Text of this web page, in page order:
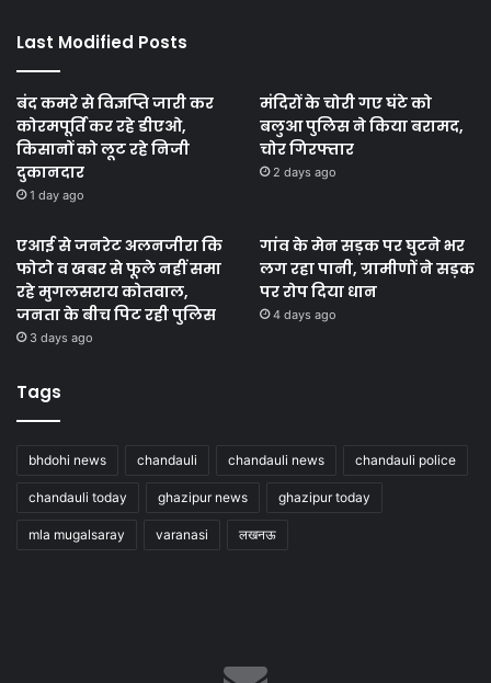
Last Modified Posts
बंद कमरे से विज्ञप्ति जारी कर
कोरमपूर्ति कर रहे डीएओ,
किसानों को लूट रहे निजी
दुकानदार
1 day ago
मंदिरों के चोरी गए घंटे को
बलुआ पुलिस ने किया बरामद,
चोर गिरफ्तार
2 days ago
एआई से जनरेट अलनजीरा कि
फोटो व खबर से फूले नहीं समा
रहे मुगलसराय कोतवाल,
जनता के बीच पिट रही पुलिस
3 days ago
गांव के मेन सड़क पर घुटने भर
लग रहा पानी, ग्रामीणों ने सड़क
पर रोप दिया धान
4 days ago
Tags
bhdohi news chandauli chandauli news chandauli police
chandauli today ghazipur news ghazipur today
mla mugalsaray varanasi लखनऊ